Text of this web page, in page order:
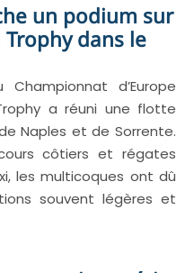
un podium sur
dans le
d’Europe
a réuni une flotte
Naples et de Sorrente.
côtiers et régates
les multicoques ont dû
souvent légères et